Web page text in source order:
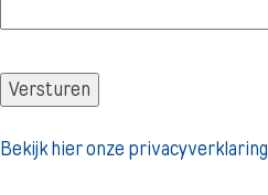
Versturen
Bekijk hier onze privacyverklaring